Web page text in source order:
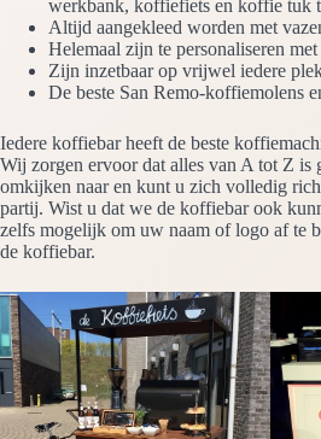
werkbank, koffiefiets en koffie tuk
Altijd aangekleed worden met
Helemaal zijn te personaliseren
Zijn inzetbaar op vrijwel iedere
De beste San Remo-koffiemolens
Iedere koffiebar heeft de beste
Wij zorgen ervoor dat alles van A tot Z is
omkijken naar en kunt u zich volledig
partij. Wist u dat we de koffiebar ook
zelfs mogelijk om uw naam of logo af te
de koffiebar.